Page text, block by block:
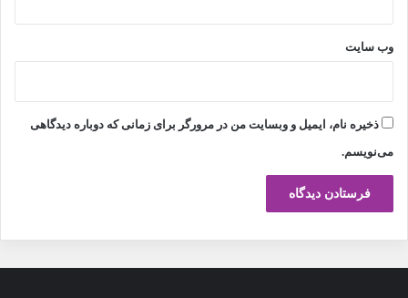
وب‌ سایت
ذخیره نام، ایمیل و وبسایت من در مرورگر برای زمانی که دوباره دیدگاهی
می‌نویسم.